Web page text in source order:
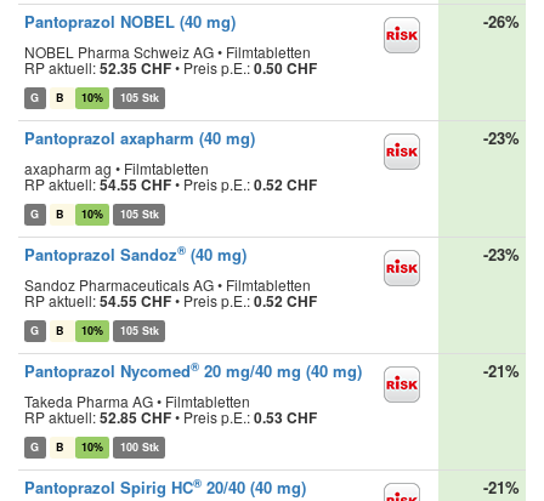
Pantoprazol NOBEL (40 mg)
NOBEL Pharma Schweiz AG • Filmtabletten
RP aktuell:52.35 CHF• Preis p.E.:0.50 CHF
G B 10% 105 Stk
-26%
Pantoprazol axapharm (40 mg)
axapharm ag • Filmtabletten
RP aktuell:54.55 CHF• Preis p.E.:0.52 CHF
G B 10% 105 Stk
-23%
Pantoprazol Sandoz® (40 mg)
Sandoz Pharmaceuticals AG • Filmtabletten
RP aktuell:54.55 CHF• Preis p.E.:0.52 CHF
G B 10% 105 Stk
-23%
Pantoprazol Nycomed® 20 mg/40 mg (40 mg)
Takeda Pharma AG • Filmtabletten
RP aktuell:52.85 CHF• Preis p.E.:0.53 CHF
G B 10% 100 Stk
-21%
Pantoprazol Spirig HC® 20/40 (40 mg) -21%